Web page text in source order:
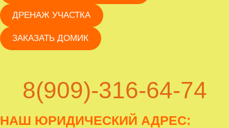
ДРЕНАЖ УЧАСТКА
ЗАКАЗАТЬ ДОМИК
8(909)-316-64-74
НАШ ЮРИДИЧЕСКИЙ АДРЕС: